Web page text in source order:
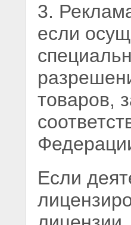
3.
если
товаров,
Если